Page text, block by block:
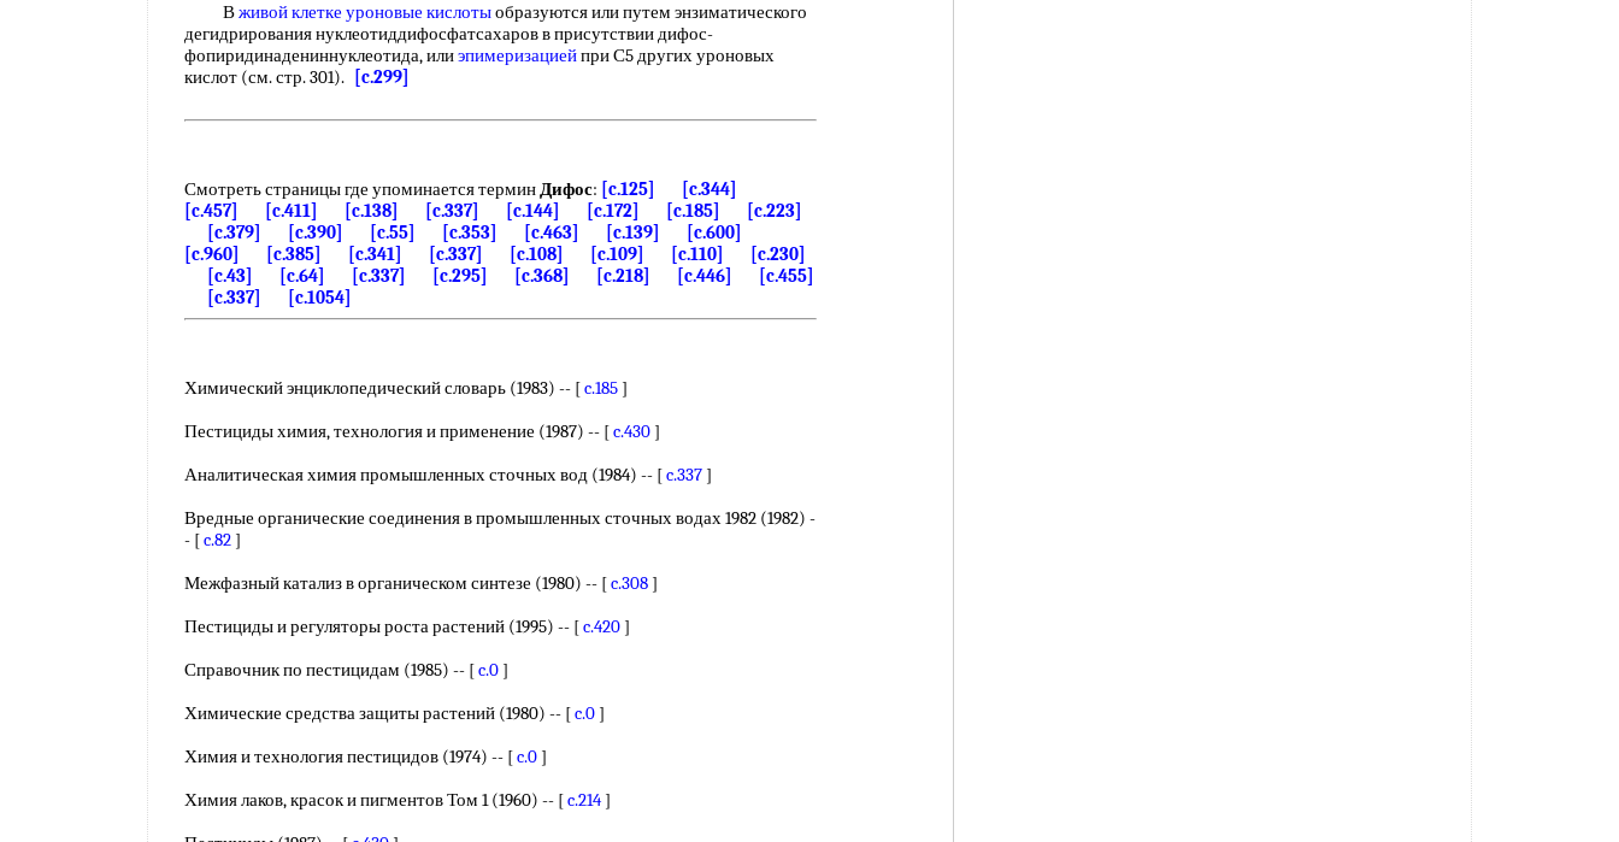
Вживой клетке уроновые кислотыобразуются или путем энзиматического
дегидрирования нуклеотиддифосфатсахаров в присутствии дифос-
фопиридинадениннуклеотида, илиэпимеризациейпри С5 других уроновых
кислот (см. стр. 301).
[c.299]
Смотреть страницы где упоминается терминДифос: [c.125]
[c.344]
[c.457]
[c.411] [c.138] [c.337] [c.144] [c.172] [c.185]
[c.223]
[c.379]
[c.390] [c.55] [c.353] [c.463] [c.139]
[c.600]
[c.960]
[c.385] [c.341] [c.337] [c.108] [c.109] [c.110]
[c.230]
[c.43]
[c.64] [c.337] [c.295] [c.368] [c.218] [c.446]
[c.455]
[c.337]
[c.1054]
Химический энциклопедический словарь (1983) -- [c.185 ]
Пестициды химия, технология и применение (1987) -- [c.430 ]
Аналитическая химия промышленных сточных вод (1984) -- [c.337 ]
Вредные органические соединения в промышленных сточных водах 1982 (1982) -
- [c.82 ]
Межфазный катализ в органическом синтезе (1980) -- [c.308 ]
Пестициды и регуляторы роста растений (1995) -- [c.420 ]
Справочник по пестицидам (1985) -- [c.0 ]
Химические средства защиты растений (1980) -- [c.0 ]
Химия и технология пестицидов (1974) -- [c.0 ]
Химия лаков, красок и пигментов Том 1 (1960) -- [c.214 ]